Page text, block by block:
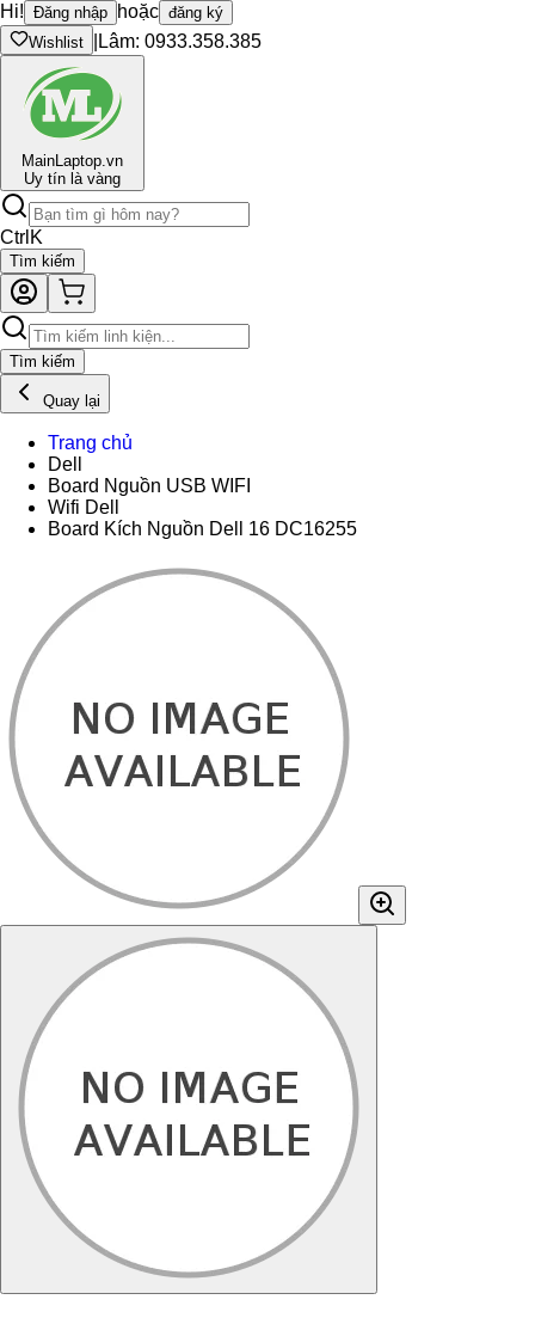
Hi! Đăng nhập hoặc đăng ký
Wishlist
Lâm: 0933.358.385
MainLaptop.vn
Uy tín là vàng
Ctrl K
Tìm kiếm
Tìm kiếm
Quay lại
Trang chủ
Dell
Board Nguồn USB WIFI
Wifi Dell
Board Kích Nguồn Dell 16 DC16255